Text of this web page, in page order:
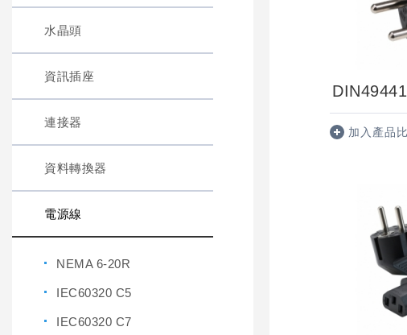
水晶頭
資訊插座
連接器
資料轉換器
電源線
NEMA 6-20R
IEC60320 C5
IEC60320 C7
加入產品